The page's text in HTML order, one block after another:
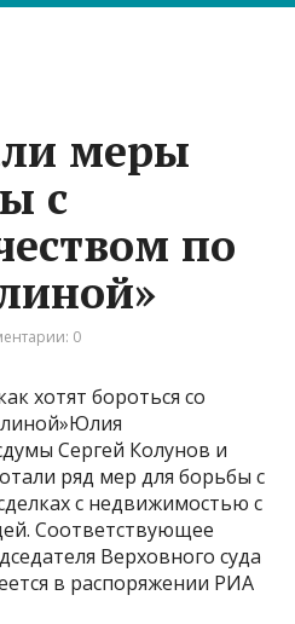
меры
с
по
0
хотят бороться со
Сергей Колунов и
ряд мер для борьбы с
с недвижимостью с
Соответствующее
Верховного суда
в распоряжении РИА